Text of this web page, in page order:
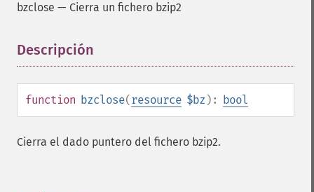
bzclose — Cierra un fichero bzip2
Descripción
function bzclose(resource $bz ): bool
Cierra el dado puntero del fichero bzip2.